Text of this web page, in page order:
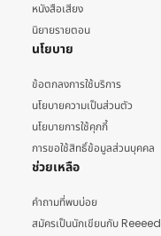
หนังสือเสียง
นิยายรายตอน
นโยบาย
ข้อตกลงการใช้บริการ
นโยบายความเป็นส่วนตัว
นโยบายการใช้คุกกี้
การขอใช้สิทธิ์ข้อมูลส่วนบุคคล
ช่วยเหลือ
คำถามที่พบบ่อย
สมัครเป็นนักเขียนกับ Reeeed